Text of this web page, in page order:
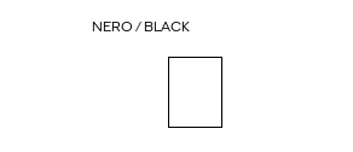
NERO / BLACK